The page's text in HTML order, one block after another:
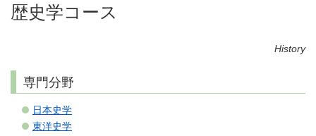
歴史学コース
History
専門分野
日本史学
東洋史学